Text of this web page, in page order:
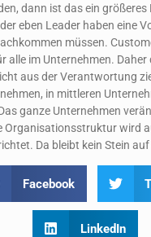
dann ist das ein größeres
eben Leader haben eine
müssen.
alle im Unternehmen. Daher
aus der Verantwortung
in mittleren
ganze Unternehmen
Organisationsstruktur wird
Da bleibt kein Stein
Facebook
LinkedIn